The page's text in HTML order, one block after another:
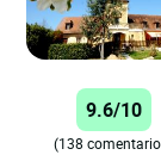
9.6/10
(138